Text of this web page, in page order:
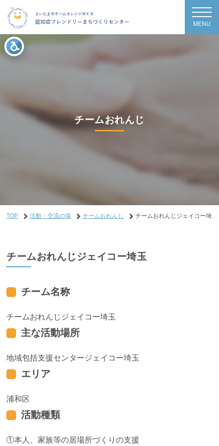
MENU
チームおれんじ
TOP 活動・交流の場 チームおれんじ チームおれんじジェイコー埼玉
チームおれんじジェイコー埼玉
チーム名称
チームおれんじジェイコー埼玉
主な活動場所
地域包括支援センタージェイコー埼玉
エリア
浦和区
活動種類
本人、家族等の居場所づくりの支援